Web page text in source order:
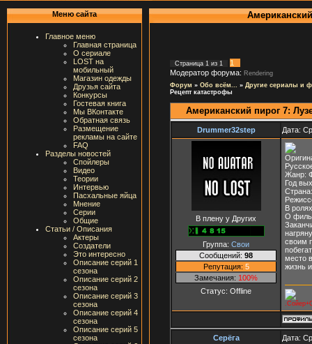
Меню сайта
Главное меню
Главная страница
О сериале
LOST на
мобильный
Магазин одежды
Друзья сайта
Конкурсы
Гостевая книга
Мы ВКонтакте
Обратная связь
Размещение
рекламы на сайте
FAQ
Разделы новостей
Спойлеры
Видео
Теории
Интервью
Пасхальные яйца
Мнение
Серии
Общие
Статьи / Описания
Актеры
Создатели
Это интересно
Описание серий 1
сезона
Описание серий 2
сезона
Описание серий 3
сезона
Описание серий 4
сезона
Описание серий 5
сезона
Страница 1 из 1
1
Модератор форума: Rendering
Форум » Обо всём... » Другие сериалы и
Рецепт катастрофы
Американский пирог 7:
Drummer32step Дата:
В плену у Других
Группа: Свои
Сообщений: 98
Репутация: 5
Замечания: 100%
Статус: Offline
Жанр:
Год
В
О
своим
место
жизнь
Серёга Дата: